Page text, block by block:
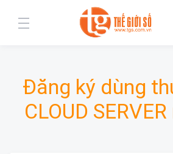
Đăng ký dùng
CLOUD